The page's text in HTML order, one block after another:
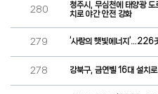
280
청주시, 무심천에 태양광
치로 야간 안전 강화
279 ‘사랑의 햇빛에너지’…226
278 강북구, 금연벨 16대 설치